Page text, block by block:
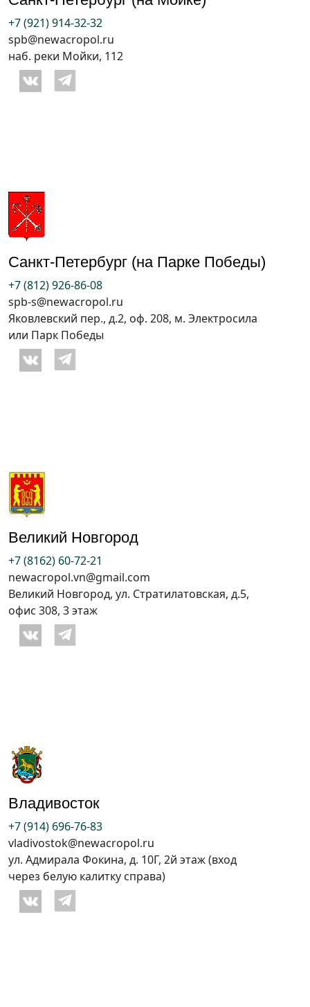
+7 (921) 914-32-32
spb@newacropol.ru
наб. реки Мойки, 112
Санкт-Петербург (на Парке Победы)
+7 (812) 926-86-08
spb-s@newacropol.ru
Яковлевский пер., д.2, оф. 208, м. Электросила
или Парк Победы
Великий Новгород
+7 (8162) 60-72-21
newacropol.vn@gmail.com
Великий Новгород, ул. Стратилатовская, д.5,
офис 308, 3 этаж
Владивосток
+7 (914) 696-76-83
vladivostok@newacropol.ru
ул. Адмирала Фокина, д. 10Г, 2й этаж (вход
через белую калитку справа)